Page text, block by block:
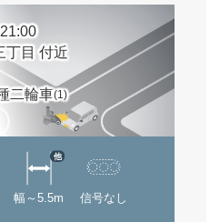
丁目 付近
二輪車(1)
幅～5.5m
他
信号なし